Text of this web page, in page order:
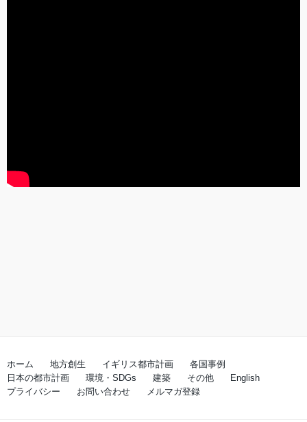
ホーム 地方創生 イギリス都市計画
各国事例
日本の都市計画
環境・SDGs 建築 その他
English
プライバシー
お問い合わせ メルマガ登録